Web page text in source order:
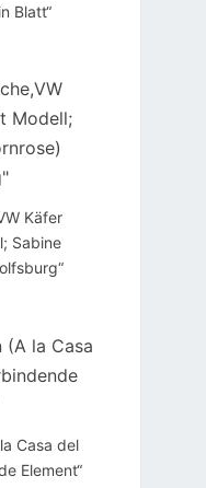
Blatt“
Käfer
Sabine
Casa del
Element“